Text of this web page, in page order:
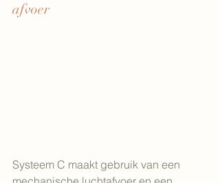
afvoer
Systeem C maakt gebruik van een